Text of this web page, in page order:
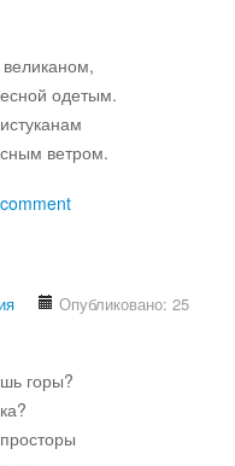
одетым.
ветром.
Опубликовано: 25
горы?